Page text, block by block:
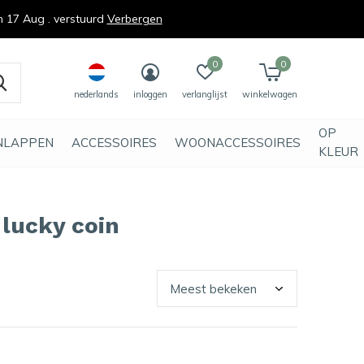
ACCESSOIRES WOONACCESSOIRES
OP
KLEUR
nederlands inloggen verlanglijst
0
winkelwagen
0
coin
Aug . verstuurd Verbergen